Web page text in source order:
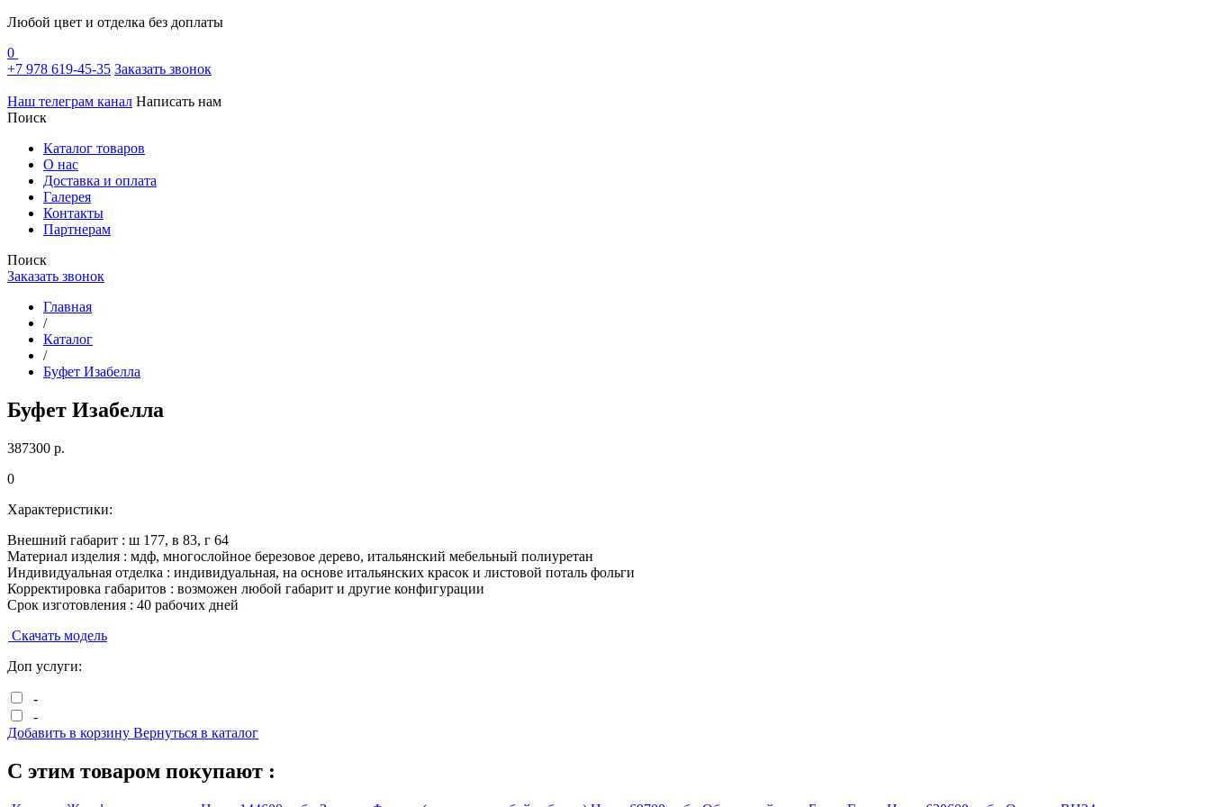
Любой цвет и отделка без доплаты
0
+7 978 619-45-35 Заказать звонок
Наш телеграм канал Написать нам
Поиск
Каталог товаров
О нас
Доставка и оплата
Галерея
Контакты
Партнерам
Поиск
Заказать звонок
Главная
/
Каталог
/
Буфет Изабелла
Буфет Изабелла
387300 р.
0
Характеристики:
Внешний габарит : ш 177, в 83, г 64
Материал изделия : мдф, многослойное березовое дерево, итальянский мебельный полиуретан
Индивидуальная отделка : индивидуальная, на основе итальянских красок и листовой поталь фольги
Корректировка габаритов : возможен любой габарит и другие конфигурации
Срок изготовления : 40 рабочих дней
Скачать модель
Доп услуги:
-
-
Добавить в корзину Вернуться в каталог
С этим товаром покупают :